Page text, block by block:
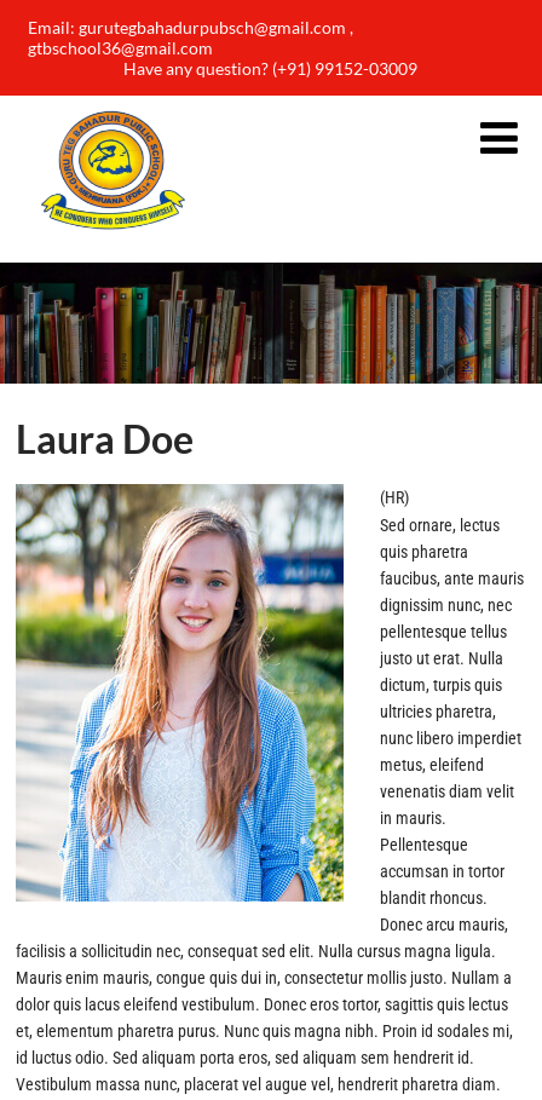
Email: gurutegbahadurpubsch@gmail.com ,
gtbschool36@gmail.com
Have any question? (+91) 99152-03009
Laura Doe
(HR)
Sed ornare, lectus
quis pharetra
faucibus, ante mauris
dignissim nunc, nec
pellentesque tellus
justo ut erat. Nulla
dictum, turpis quis
ultricies pharetra,
nunc libero imperdiet
metus, eleifend
venenatis diam velit
in mauris.
Pellentesque
accumsan in tortor
blandit rhoncus.
Donec arcu mauris,
facilisis a sollicitudin nec, consequat sed elit. Nulla cursus magna ligula.
Mauris enim mauris, congue quis dui in, consectetur mollis justo. Nullam a
dolor quis lacus eleifend vestibulum. Donec eros tortor, sagittis quis lectus
et, elementum pharetra purus. Nunc quis magna nibh. Proin id sodales mi,
id luctus odio. Sed aliquam porta eros, sed aliquam sem hendrerit id.
Vestibulum massa nunc, placerat vel augue vel, hendrerit pharetra diam.